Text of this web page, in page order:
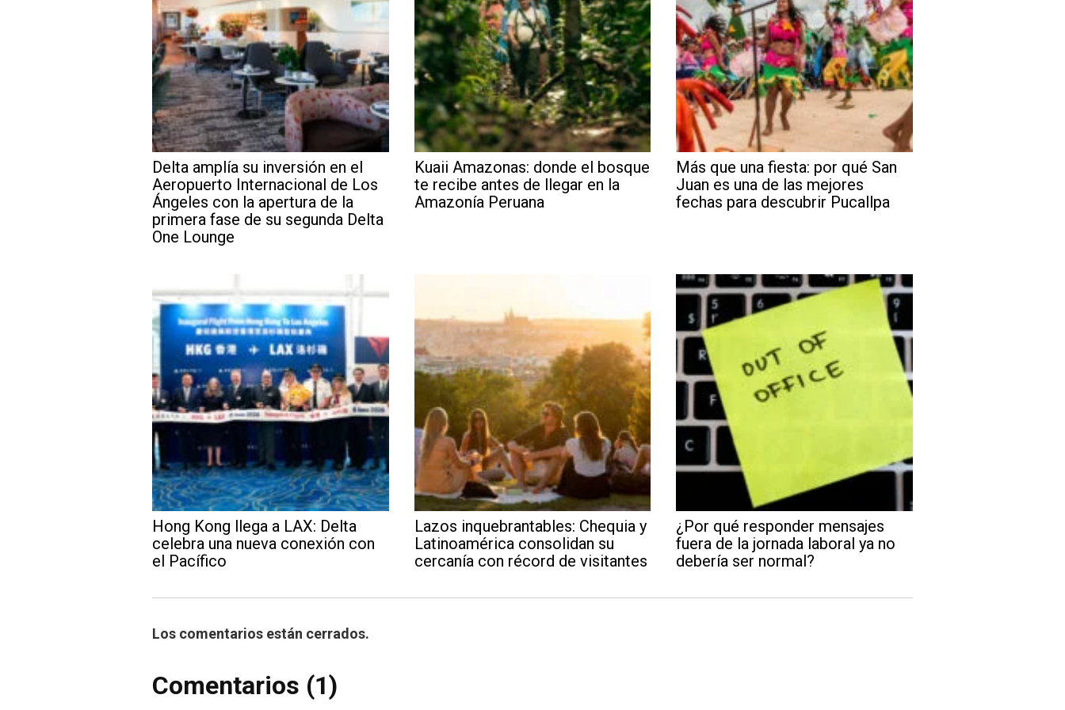
Delta amplía su inversión en el
Aeropuerto Internacional de Los
Ángeles con la apertura de la
primera fase de su segunda Delta
One Lounge
Kuaii Amazonas: donde el bosque
te recibe antes de llegar en la
Amazonía Peruana
Más que una fiesta: por qué San
Juan es una de las mejores
fechas para descubrir Pucallpa
Hong Kong llega a LAX: Delta
celebra una nueva conexión con
el Pacífico
Lazos inquebrantables: Chequia y
Latinoamérica consolidan su
cercanía con récord de visitantes
¿Por qué responder mensajes
fuera de la jornada laboral ya no
debería ser normal?
Los comentarios están cerrados.
Comentarios (1)